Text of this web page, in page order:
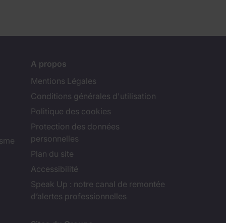
A propos
Mentions Légales
Conditions générales d'utilisation
Politique des cookies
Protection des données
personnelles
Plan du site
Accessibilité
Speak Up : notre canal de remontée
d’alertes professionnelles